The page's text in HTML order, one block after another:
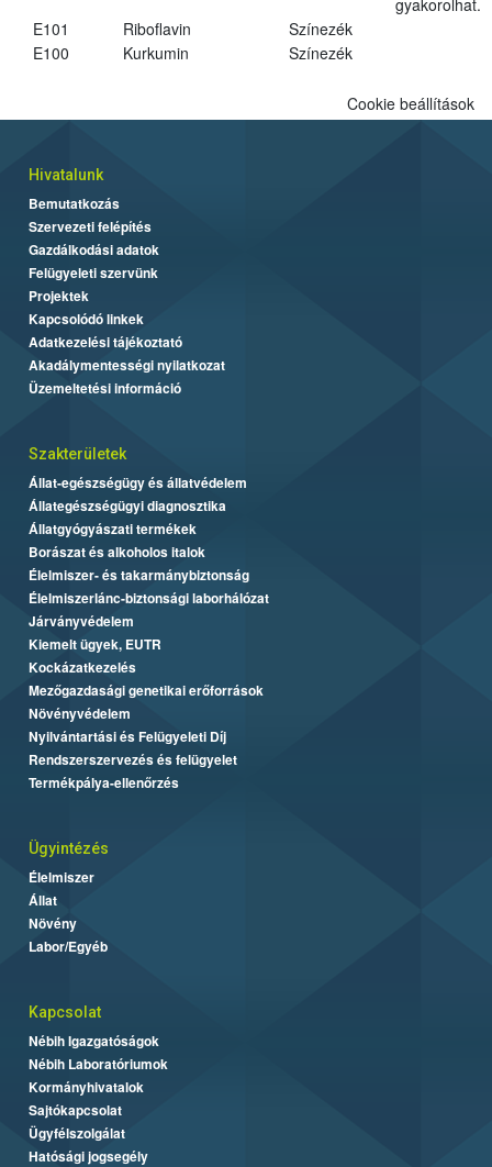
E101
Riboflavin
Színezék
E100
Kurkumin Színezék
Cookie beállítások
Hivatalunk
Bemutatkozás
Szervezeti felépítés
Gazdálkodási adatok
Felügyeleti szervünk
Projektek
Kapcsolódó linkek
Adatkezelési tájékoztató
Akadálymentességi nyilatkozat
Üzemeltetési információ
Szakterületek
Állat-egészségügy és állatvédelem
Állategészségügyi diagnosztika
Állatgyógyászati termékek
Borászat és alkoholos italok
Élelmiszer- és takarmánybiztonság
Élelmiszerlánc-biztonsági laborhálózat
Járványvédelem
Kiemelt ügyek, EUTR
Kockázatkezelés
Mezőgazdasági genetikai erőforrások
Növényvédelem
Nyilvántartási és Felügyeleti Díj
Rendszerszervezés és felügyelet
Termékpálya-ellenőrzés
Ügyintézés
Élelmiszer
Állat
Növény
Labor/Egyéb
Kapcsolat
Nébih Igazgatóságok
Nébih Laboratóriumok
Kormányhivatalok
Sajtókapcsolat
Ügyfélszolgálat
Hatósági jogsegély